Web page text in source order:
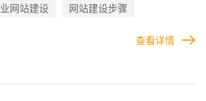
没有搞清楚创建网站的步骤，也没有认真考
。因此，导致了制作站点的过程中，很多
网站建设 网站建设步骤
查看详情